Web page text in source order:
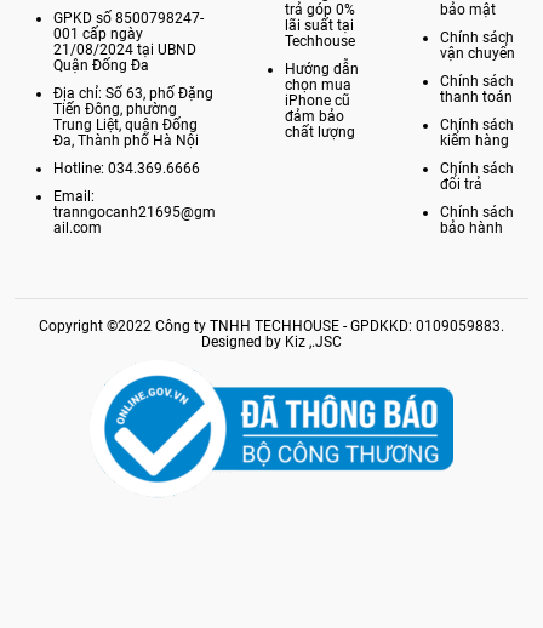
GPKD số 8500798247-
001 cấp ngày
21/08/2024 tại UBND
Quận Đống Đa
Địa chỉ: Số 63, phố Đặng
Tiến Đông, phường
Trung Liệt, quận Đống
Đa, Thành phố Hà Nội
Hotline: 034.369.6666
Email:
tranngocanh21695@gm
ail.com
trả góp 0%
lãi suất tại
Techhouse
Hướng dẫn
chọn mua
iPhone cũ
đảm bảo
chất lượng
bảo mật
Chính sách
vận chuyển
Chính sách
thanh toán
Chính sách
kiểm hàng
Chính sách
đổi trả
Chính sách
bảo hành
Copyright ©2022 Công ty TNHH TECHHOUSE - GPDKKD: 0109059883.
Designed by Kiz ,.JSC